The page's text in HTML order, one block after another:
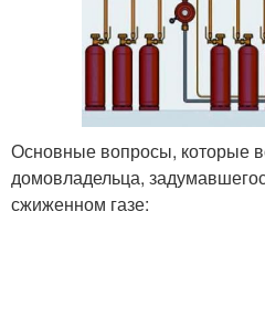
Основные вопросы, которые
домовладельца,
сжиженном газе: